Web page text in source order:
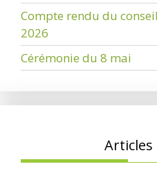
Compte rendu du
2026
Cérémonie du 8 mai
Articles